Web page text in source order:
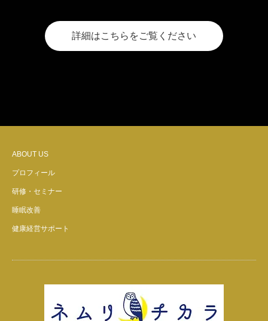
詳細はこちらをご覧ください
ABOUT US
プロフィール
研修・セミナー
睡眠改善
健康経営サポート